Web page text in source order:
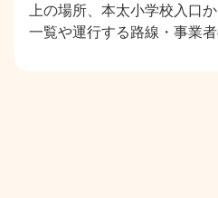
上の場所、本太小学校入口
一覧や運行する路線・事業